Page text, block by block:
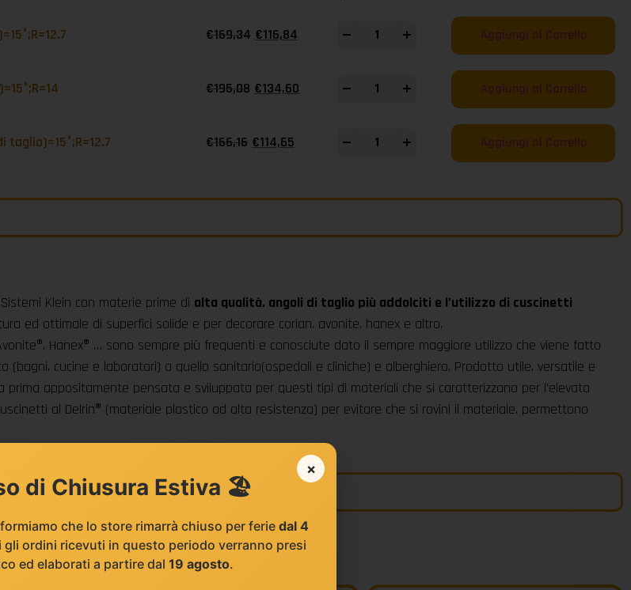
€169,34 €116,84 Aggiungi al Carrello
€195,08 €134,60 Aggiungi al Carrello
taglio)=15°;R=12.7 €166,16 €114,65 Aggiungi al Carrello
Klein con materie prime di alta qualità. angoli di taglio più addolciti e l’utilizzo di cuscinetti
ed ottimale di superfici solide e per decorare corian. avonite. hanex e altro.
Hanex® … sono sempre più frequenti e conosciute dato il sempre maggiore utilizzo che viene fatto
cucine e laboratori) a quello sanitario(ospedali e cliniche) e alberghiero. Prodotto utile. versatile e
appositamente pensata e sviluppata per questi tipi di materiali che si caratterizzano per l’elevata
al Delrin® (materiale plastico ad alta resistenza) per evitare che si rovini il materiale. permettono
×
di Chiusura Estiva 🏖️
che lo store rimarrà chiuso per ferie dal 4
gli ordini ricevuti in questo periodo verranno presi
ed elaborati a partire dal 19 agosto.